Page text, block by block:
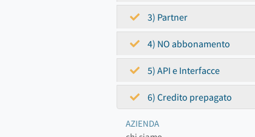
3) Partner
4) NO abbonamento
5) API e Interfacce
6) Credito prepagato
AZIENDA